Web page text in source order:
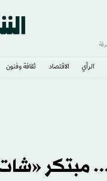
الرأي الاقتصاد ثقافة وفنون
مبتكر